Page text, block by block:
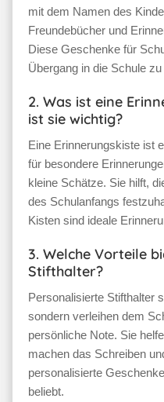
mit dem Namen des
Freundebücher und
Diese Geschenke für
Übergang in die Schule
2. Was ist eine
ist sie wichtig?
Eine Erinnerungskiste ist
für besondere
kleine Schätze. Sie hilft,
des Schulanfangs
Kisten sind ideale
3. Welche Vorteile
Stifthalter?
Personalisierte Stifthalter
sondern verleihen dem
persönliche Note. Sie
machen das Schreiben
personalisierte
beliebt.